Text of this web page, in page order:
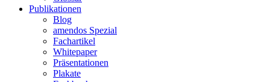
Publikationen
Blog
amendos Spezial
Fachartikel
Whitepaper
Präsentationen
Plakate